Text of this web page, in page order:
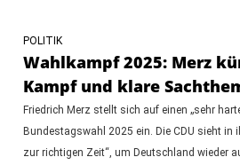
POLITIK
Wahlkampf 2025: Merz
Kampf und klare
Friedrich Merz stellt sich auf einen „sehr
Bundestagswahl 2025 ein. Die CDU sieht in
zur richtigen Zeit“, um Deutschland wieder